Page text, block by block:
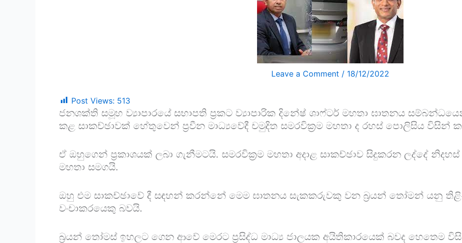
Leave a Comment / 18/12/2022
Post Views: 513
ජනශක්ති සමූහ ව්‍යාපාරයේ සභාපති ප්‍රකට ව්‍යාපාරික දිනේෂ් ශාෆ්ටර් මහතා ඝාතනය
කළ සාකච්ඡාවක් හේතුවෙන් ප්‍රවීන මාධ්‍යවේදී චමුදිත සමරවික්‍රම මහතා ද රහස් පොලිසිය විසින්
ඒ ඔහුගෙන් ප්‍රකාශයක් ලබා ගැනීමටයි. සමරවික්‍රම මහතා අදාළ සාකච්ඡාව සිදුකරන ලද්දේ
මහතා සමගයි.
ඔහු එම සාකච්ඡාවේ දී සඳහන් කරන්නේ මෙම ඝාතනය සැකකරුවකු වන බ‍්‍රයන් තෝමන් යනු තිළිණි
වංචාකරයෙකු බවයි.
බ්‍රයන් තෝමස් ඉහලට ගෙන ආවේ මෙරට ප්‍රසිද්ධ මාධ්‍ය ජාලයක අයිතිකාරයෙක් බවද හෙතෙම